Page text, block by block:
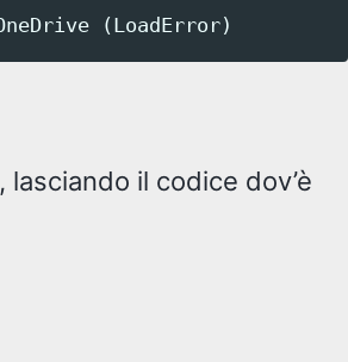
il codice dov’è